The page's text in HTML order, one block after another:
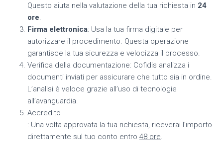
Questo aiuta nella valutazione della tua richiesta in 24
ore.
Firma elettronica: Usa la tua firma digitale per
autorizzare il procedimento. Questa operazione
garantisce la tua sicurezza e velocizza il processo.
Verifica della documentazione: Cofidis analizza i
documenti inviati per assicurare che tutto sia in ordine.
L’analisi è veloce grazie all’uso di tecnologie
all’avanguardia.
Accredito
: Una volta approvata la tua richiesta, riceverai l’importo
direttamente sul tuo conto entro 48 ore.